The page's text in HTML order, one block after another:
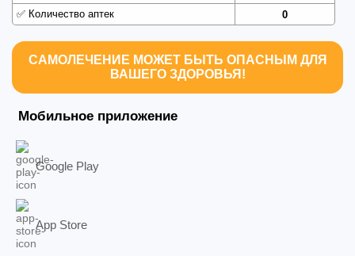
✅ Количество аптек 0
САМОЛЕЧЕНИЕ МОЖЕТ БЫТЬ ОПАСНЫМ ДЛЯ
ВАШЕГО ЗДОРОВЬЯ!
Мобильное приложение
Google Play
App Store